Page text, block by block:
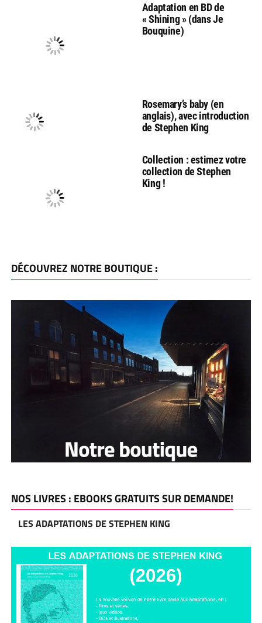
Adaptation en BD de
« Shining » (dans Je
Bouquine)
Rosemary’s baby (en
anglais), avec introduction
de Stephen King
Collection : estimez votre
collection de Stephen
King !
DÉCOUVREZ NOTRE BOUTIQUE :
NOS LIVRES : EBOOKS GRATUITS SUR DEMANDE!
LES ADAPTATIONS DE STEPHEN KING